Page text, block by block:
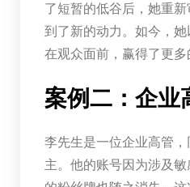
了短暂的低谷后，她重
到了新的动力。如今，
在观众面前，赢得了更多
案例二：企业
李先生是一位企业高管
主。他的账号因为涉及